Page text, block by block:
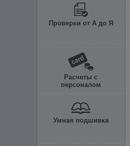
Проверки от А до Я
Расчеты с
персоналом
Умная подшивка